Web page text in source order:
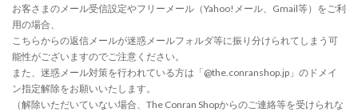
お客さまのメール受信設定やフリーメール（Yahoo!メール、Gmail等）をご利
用の場合、
こちらからの返信メールが迷惑メールフォルダ等に振り分けられてしまう可
能性がございますのでご注意ください。
また、迷惑メール対策を行われている方は「@the.conranshop.jp」のドメイ
ン指定解除をお願いいたします。
（解除いただいていない場合、The Conran Shopからのご連絡等を受けられな